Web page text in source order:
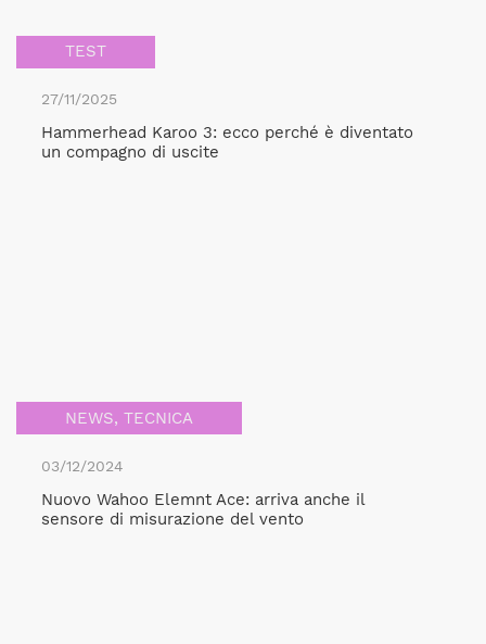
TEST
27/11/2025
Hammerhead Karoo 3: ecco perché è diventato
un compagno di uscite
NEWS, TECNICA
03/12/2024
Nuovo Wahoo Elemnt Ace: arriva anche il
sensore di misurazione del vento